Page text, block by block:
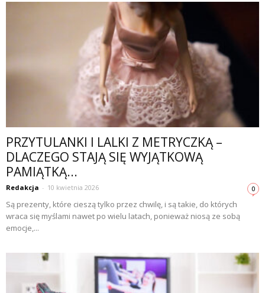
PRZYTULANKI I LALKI Z METRYCZKĄ –
DLACZEGO STAJĄ SIĘ WYJĄTKOWĄ
PAMIĄTKĄ...
Redakcja - 10 kwietnia 2026 0
Są prezenty, które cieszą tylko przez chwilę, i są takie, do których
wraca się myślami nawet po wielu latach, ponieważ niosą ze sobą
emocje,...